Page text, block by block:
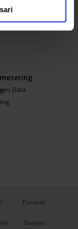
metering
Data
Prodotti
Stampa